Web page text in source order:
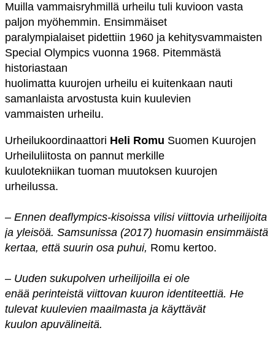
Muilla vammaisryhmillä urheilu tuli kuvioon vasta
paljon myöhemmin. Ensimmäiset
paralympialaiset pidettiin 1960 ja kehitysvammaisten
Special Olympics vuonna 1968. Pitemmästä
historiastaan
huolimatta kuurojen urheilu ei kuitenkaan nauti
samanlaista arvostusta kuin kuulevien
vammaisten urheilu.
Urheilukoordinaattori Heli Romu Suomen Kuurojen
Urheiluliitosta on pannut merkille
kuulotekniikan tuoman muutoksen kuurojen
urheilussa.
– Ennen deaflympics-kisoissa vilisi viittovia urheilijoita
ja yleisöä. Samsunissa (2017) huomasin ensimmäistä
kertaa, että suurin osa puhui, Romu kertoo.
– Uuden sukupolven urheilijoilla ei ole
enää perinteistä viittovan kuuron identiteettiä. He
tulevat kuulevien maailmasta ja käyttävät
kuulon apuvälineitä.